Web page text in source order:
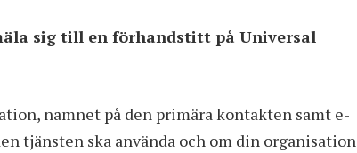
sig till en förhandstitt på Universal
namnet på den primära kontakten samt e-
tjänsten ska använda och om din organisation